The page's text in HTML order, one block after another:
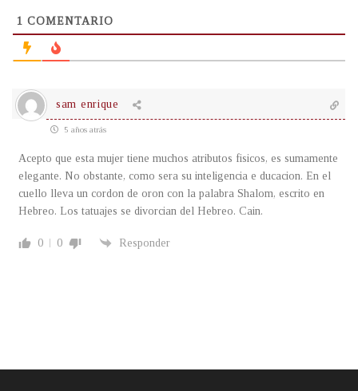
1 COMENTARIO
sam enrique
5 años atrás
Acepto que esta mujer tiene muchos atributos fisicos, es sumamente
elegante. No obstante, como sera su inteligencia e ducacion. En el
cuello lleva un cordon de oron con la palabra Shalom, escrito en
Hebreo. Los tatuajes se divorcian del Hebreo. Cain.
0 0 Responder